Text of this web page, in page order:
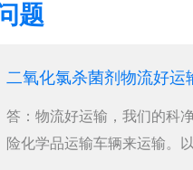
题
答：物流好运输，我们的科
险化学品运输车辆来运输。